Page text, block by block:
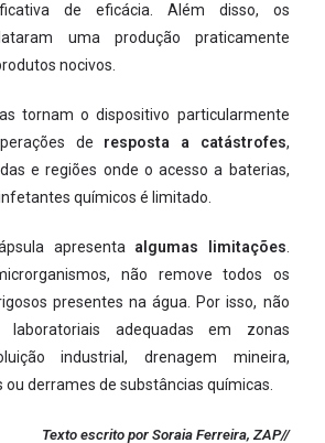
de eficácia. Além disso, os
uma produção praticamente
nocivos.
tornam o dispositivo particularmente
de resposta a catástrofes,
e regiões onde o acesso a baterias,
químicos é limitado.
apresentaalgumas limitações.
não remove todos os
presentes na água. Por isso, não
laboratoriais adequadas em zonas
industrial, drenagem mineira,
ou derrames de substâncias químicas.
Texto escrito por Soraia Ferreira, ZAP//